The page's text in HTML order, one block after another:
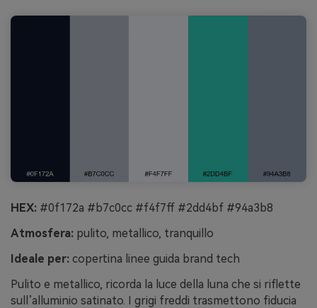
HEX: #0f172a #b7c0cc #f4f7ff #2dd4bf #94a3b8
Atmosfera: pulito, metallico, tranquillo
Ideale per: copertina linee guida brand tech
Pulito e metallico, ricorda la luce della luna che si riflette
sull’alluminio satinato. I grigi freddi trasmettono fiducia